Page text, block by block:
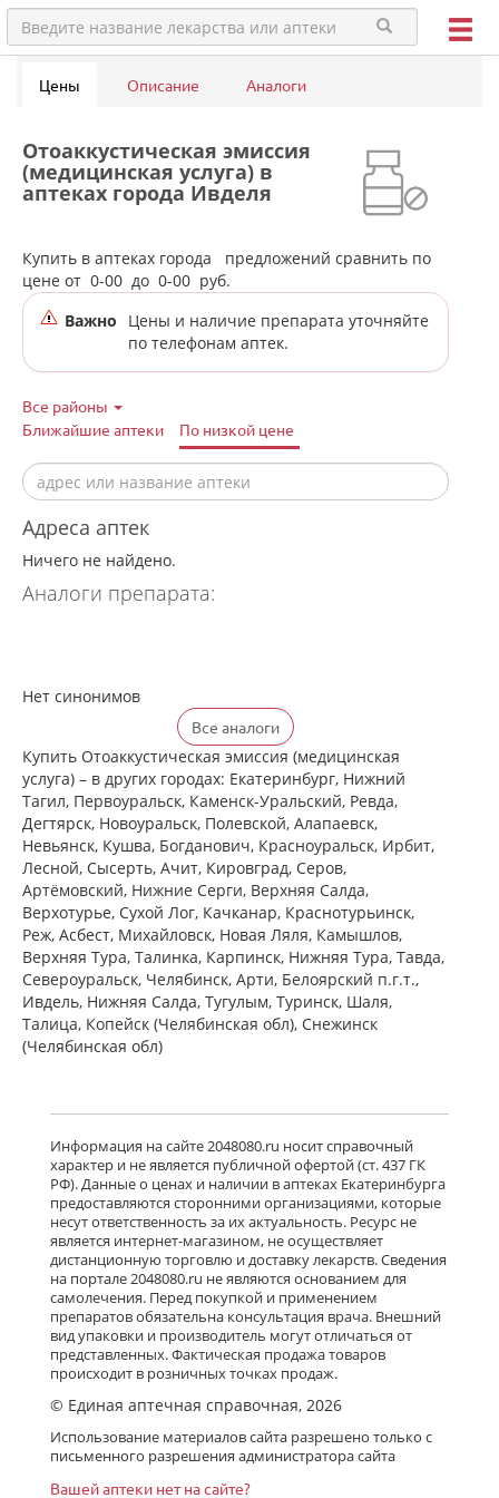
Цены Описание Аналоги
Отоаккустическая эмиссия
(медицинская услуга) в
аптеках города Ивделя
Купить в аптеках города
предложений сравнить по
цене от 0-00 до 0-00 руб.
Важно
Цены и наличие препарата уточняйте
по телефонам аптек.
Все районы
Ближайшие аптеки
По низкой цене
Адреса аптек
Ничего не найдено.
Аналоги препарата:
Нет синонимов
Все аналоги
Купить Отоаккустическая эмиссия (медицинская
услуга) – в других городах: Екатеринбург, Нижний
Тагил, Первоуральск, Каменск-Уральский, Ревда,
Дегтярск, Новоуральск, Полевской, Алапаевск,
Невьянск, Кушва, Богданович, Красноуральск, Ирбит,
Лесной, Сысерть, Ачит, Кировград, Серов,
Артёмовский, Нижние Cерги, Верхняя Салда,
Верхотурье, Сухой Лог, Качканар, Краснотурьинск,
Реж, Асбест, Михайловск, Новая Ляля, Камышлов,
Верхняя Тура, Талинка, Карпинск, Нижняя Тура, Тавда,
Североуральск, Челябинск, Арти, Белоярский п.г.т.,
Ивдель, Нижняя Салда, Тугулым, Туринск, Шаля,
Талица, Копейск (Челябинская обл), Снежинск
(Челябинская обл)
Информация на сайте 2048080.ru носит справочный
характер и не является публичной офертой (ст. 437 ГК
РФ). Данные о ценах и наличии в аптеках Екатеринбурга
предоставляются сторонними организациями, которые
несут ответственность за их актуальность. Ресурс не
является интернет-магазином, не осуществляет
дистанционную торговлю и доставку лекарств. Сведения
на портале 2048080.ru не являются основанием для
самолечения. Перед покупкой и применением
препаратов обязательна консультация врача. Внешний
вид упаковки и производитель могут отличаться от
представленных. Фактическая продажа товаров
происходит в розничных точках продаж.
© Единая аптечная справочная, 2026
Использование материалов сайта разрешено только с
письменного разрешения администратора сайта
Вашей аптеки нет на сайте?